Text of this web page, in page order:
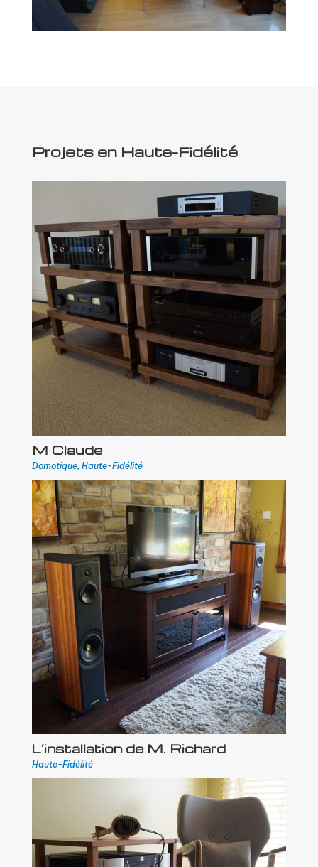
Projets en Haute-Fidélité
M Claude
Domotique, Haute-Fidélité
L’installation de M. Richard
Haute-Fidélité